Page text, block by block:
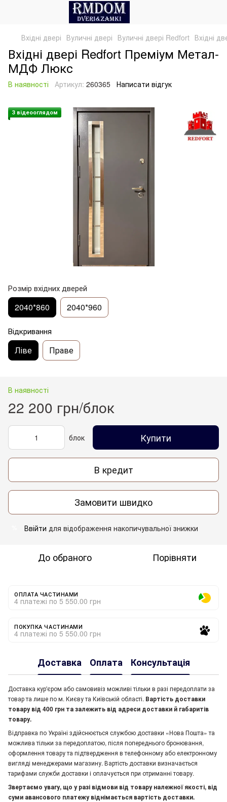
Вхідні двері Вуличні двері Вуличні двері Redfort Вхідні
Вхідні двері Redfort Преміум Метал-
МДФ Люкс
В наявності Артикул: 260365 Написати відгук
З відеооглядом
Розмір вхідних дверей
2040*860 2040*960
Відкривання
Ліве Праве
В наявності
22 200 грн/блок
блок Купити
В кредит
Замовити швидко
Ввійти для відображення накопичувальної знижки
До обраного Порівняти
ОПЛАТА ЧАСТИНАМИ
4 платежі по 5 550.00 грн
ПОКУПКА ЧАСТИНАМИ
4 платежі по 5 550.00 грн
Доставка Оплата Консультація
Доставка кур'єром або самовивіз можливі тільки в разі передоплати за
товар та лише по м. Києву та Київській області. Вартість доставки
товару від 400 грн та залежить від адреси доставки й габаритів
товару.
Відправка по Україні здійснюється службою доставки «Нова Пошта» та
можлива тільки за передоплатою, після попереднього бронювання,
оформлення товару та підтвердження в телефонному або електронному
вигляді менеджерами магазину. Вартість доставки визначається
тарифами служби доставки і оплачується при отриманні товару.
Звертаємо увагу, що у разі відмови від товару належної якості, від
суми авансового платежу віднімається вартість доставки.